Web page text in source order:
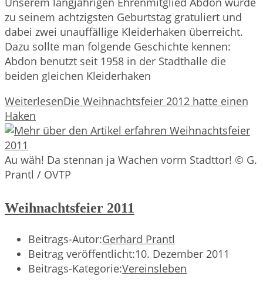
zu seinem achtzigsten Geburtstag gratuliert und
dabei zwei unauffällige Kleiderhaken überreicht.
Dazu sollte man folgende Geschichte kennen:
Abdon benutzt seit 1958 in der Stadthalle die
beiden gleichen Kleiderhaken
WeiterlesenDie Weihnachtsfeier 2012 hatte einen
Haken
Au wäh! Da stennan ja Wachen vorm Stadttor! © G.
Prantl / OVTP
Weihnachtsfeier 2011
Beitrags-Autor:Gerhard Prantl
Beitrag veröffentlicht:10. Dezember 2011
Beitrags-Kategorie:Vereinsleben